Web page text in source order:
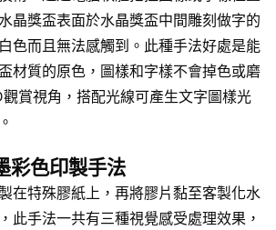
晶獎盃表面於水晶獎盃中間雕刻做字的
色而且無法感觸到。此種手法好處是能
材質的原色，圖樣和字樣不會掉色或磨
賞視角，搭配光線可產生文字圖樣光
彩色印製手法
在特殊膠紙上，再將膠片黏至客製化水
此手法一共有三種視覺感受處理效果，